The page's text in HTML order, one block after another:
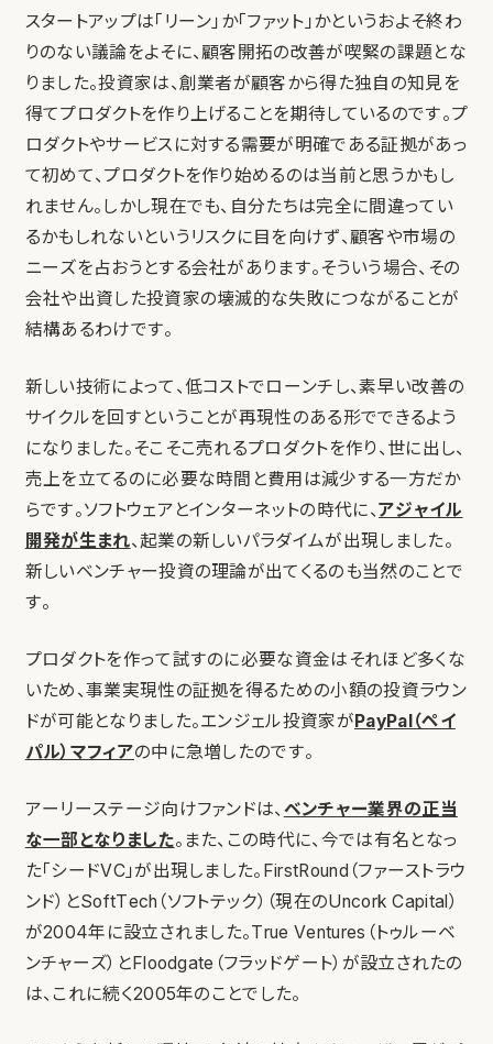
スタートアップは「リーン」か「ファット」かというおよそ終わ
りのない議論をよそに、顧客開拓の改善が喫緊の課題とな
りました。投資家は、創業者が顧客から得た独自の知見を
得てプロダクトを作り上げることを期待しているのです。プ
ロダクトやサービスに対する需要が明確である証拠があっ
て初めて、プロダクトを作り始めるのは当前と思うかもし
れません。しかし現在でも、自分たちは完全に間違ってい
るかもしれないというリスクに目を向けず、顧客や市場の
ニーズを占おうとする会社があります。そういう場合、その
会社や出資した投資家の壊滅的な失敗につながることが
結構あるわけです。
新しい技術によって、低コストでローンチし、素早い改善の
サイクルを回すということが再現性のある形でできるよう
になりました。そこそこ売れるプロダクトを作り、世に出し、
売上を立てるのに必要な時間と費用は減少する一方だか
らです。ソフトウェアとインターネットの時代に、アジャイル
開発が生まれ、起業の新しいパラダイムが出現しました。
新しいベンチャー投資の理論が出てくるのも当然のことで
す。
プロダクトを作って試すのに必要な資金はそれほど多くな
いため、事業実現性の証拠を得るための小額の投資ラウン
ドが可能となりました。エンジェル投資家がPayPal（ペイ
パル）マフィアの中に急増したのです。
アーリーステージ向けファンドは、 ベンチャー業界の正当
な一部となりました。また、この時代に、今では有名となっ
た「シードVC」が出現しました。FirstRound（ファーストラウ
ンド）とSoftTech（ソフトテック）（現在のUncork Capital）
が2004年に設立されました。True Ventures（トゥルーベ
ンチャーズ）とFloodgate（フラッドゲート）が設立されたの
は、これに続く2005年のことでした。